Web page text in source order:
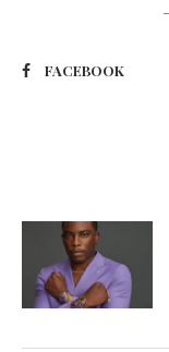
FACEBOOK